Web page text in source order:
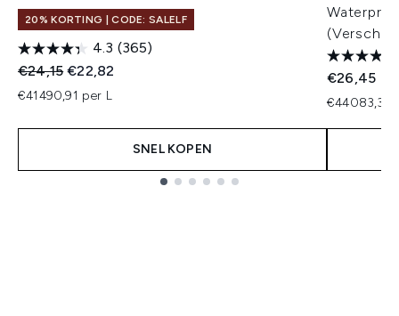
20% KORTING | CODE: SALELF
4.3 (365)
Recommended Retail Price:
€24,15Huidige prijs:
€22,82
€41490,91 per L
SNEL KOPEN
€26,45
€44083,33